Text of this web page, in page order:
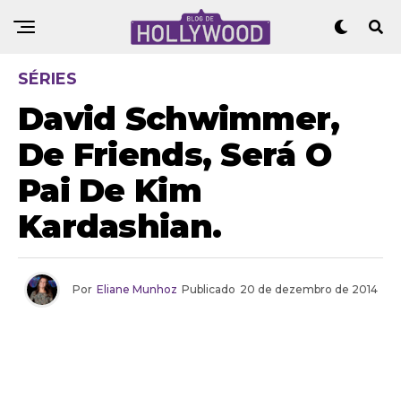
SÉRIES
David Schwimmer,
De Friends, Será O
Pai De Kim
Kardashian.
Por Eliane Munhoz Publicado 20 de dezembro de 2014